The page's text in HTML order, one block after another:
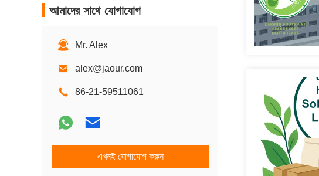
আমাদের সাথে যোগাযোগ
Mr. Alex
alex@jaour.com
86-21-59511061
এখনই যোগাযোগ করুন